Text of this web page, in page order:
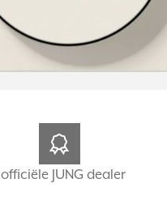
officiële JUNG dealer